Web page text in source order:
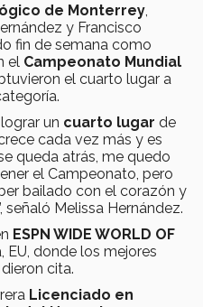
de Monterrey
y Francisco
fin de semana como
el Campeonato Mundial
el cuarto lugar a
un cuarto lugar de
cada vez más y es
queda atrás, me quedo
el Campeonato, pero
bailado con el corazón y
señaló Melissa Hernández.
ESPN WIDE WORLD OF
EU, donde los mejores
cita.
Licenciado en